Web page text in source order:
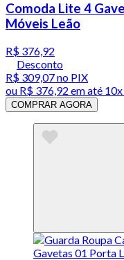
Comoda Lite 4
Móveis Leão
R$ 376,92
Desconto
R$ 309,07no PIX
ou R$ 376,92 em até
COMPRAR AGORA